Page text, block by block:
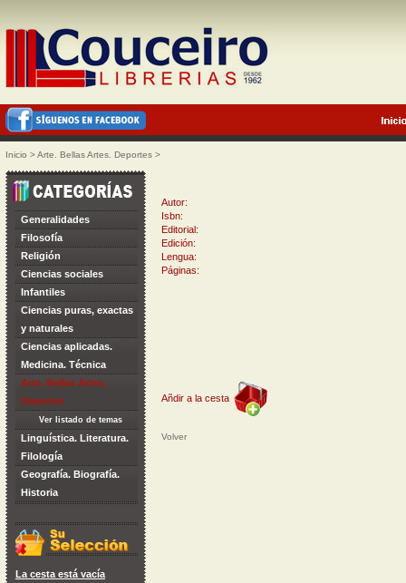
Inicio >Arte. Bellas Artes. Deportes >
Generalidades
Filosofía
Religión
Ciencias sociales
Infantiles
Ciencias puras, exactas
y naturales
Ciencias aplicadas.
Medicina. Técnica
Arte. Bellas Artes.
Deportes
Ver listado de temas
Linguística. Literatura.
Filología
Geografía. Biografía.
Historia
La cesta está vacía
Autor:
Isbn:
Editorial:
Edición:
Lengua:
Páginas:
Añdir a la cesta
Volver